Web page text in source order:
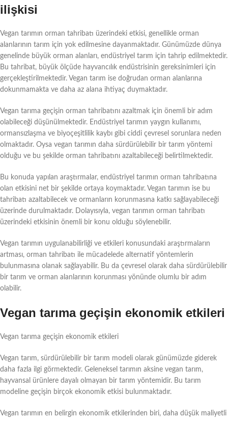
ilişkisi
Vegan tarımın orman tahribatı üzerindeki etkisi, genellikle orman
alanlarının tarım için yok edilmesine dayanmaktadır. Günümüzde dünya
genelinde büyük orman alanları, endüstriyel tarım için tahrip edilmektedir.
Bu tahribat, büyük ölçüde hayvancılık endüstrisinin gereksinimleri için
gerçekleştirilmektedir. Vegan tarım ise doğrudan orman alanlarına
dokunmamakta ve daha az alana ihtiyaç duymaktadır.
Vegan tarıma geçişin orman tahribatını azaltmak için önemli bir adım
olabileceği düşünülmektedir. Endüstriyel tarımın yaygın kullanımı,
ormansızlaşma ve biyoçeşitlilik kaybı gibi ciddi çevresel sorunlara neden
olmaktadır. Oysa vegan tarımın daha sürdürülebilir bir tarım yöntemi
olduğu ve bu şekilde orman tahribatını azaltabileceği belirtilmektedir.
Bu konuda yapılan araştırmalar, endüstriyel tarımın orman tahribatına
olan etkisini net bir şekilde ortaya koymaktadır. Vegan tarımın ise bu
tahribatı azaltabilecek ve ormanların korunmasına katkı sağlayabileceği
üzerinde durulmaktadır. Dolayısıyla, vegan tarımın orman tahribatı
üzerindeki etkisinin önemli bir konu olduğu söylenebilir.
Vegan tarımın uygulanabilirliği ve etkileri konusundaki araştırmaların
artması, orman tahribatı ile mücadelede alternatif yöntemlerin
bulunmasına olanak sağlayabilir. Bu da çevresel olarak daha sürdürülebilir
bir tarım ve orman alanlarının korunması yönünde olumlu bir adım
olabilir.
Vegan tarıma geçişin ekonomik etkileri
Vegan tarıma geçişin ekonomik etkileri
Vegan tarım, sürdürülebilir bir tarım modeli olarak günümüzde giderek
daha fazla ilgi görmektedir. Geleneksel tarımın aksine vegan tarım,
hayvansal ürünlere dayalı olmayan bir tarım yöntemidir. Bu tarım
modeline geçişin birçok ekonomik etkisi bulunmaktadır.
Vegan tarımın en belirgin ekonomik etkilerinden biri, daha düşük maliyetli